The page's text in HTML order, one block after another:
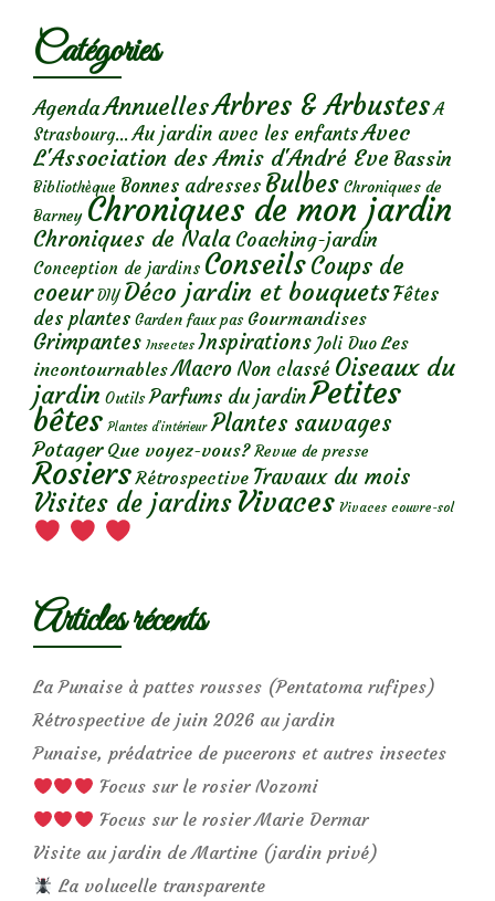
Catégories
AgendaAnnuellesArbres & Arbustes A
Strasbourg... Au jardin avec les enfantsAvec
L'Association des Amis d'André Eve Bassin
Bibliothèque Bonnes adresses Bulbes Chroniques de
Barney Chroniques de mon jardin
Chroniques de Nala Coaching-jardin
Conception de jardins ConseilsCoups de
coeur DIY Déco jardin et bouquetsFêtes
des plantes Garden faux pas Gourmandises
Grimpantes Insectes Inspirations Joli Duo Les
incontournables Macro Non classé Oiseaux du
jardin Outils Parfums du jardinPetites
bêtes Plantes d’intérieur Plantes sauvages
Potager Que voyez-vous? Revue de presse
Rosiers Rétrospective Travaux du mois
Visites de jardins Vivaces Vivaces couvre-sol
Articles récents
La Punaise à pattes rousses (Pentatoma rufipes)
Rétrospective de juin 2026 au jardin
Punaise, prédatrice de pucerons et autres insectes
Focus sur le rosier Nozomi
Focus sur le rosier Marie Dermar
Visite au jardin de Martine (jardin privé)
La volucelle transparente